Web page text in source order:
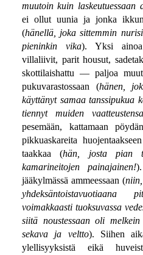
muutoin kuin laskeutuessaan
ei ollut uunia ja jonka
(hänellä, joka sittemmin
pieninkin vika). Yksi ainoa
villaliivit, parit housut,
skottilaishattu — paljoa
pukuvarastossaan (hänen,
käyttänyt samaa tanssipukua
tiennyt muiden
pesemään, kattamaan
pikkuaskareita
taakkaa (hän, josta pian
kamarineitojen painajainen!
jääkylmässä ammeessaan (
voimakkaasti tuoksuvassa
siitä noustessaan oli melkein
sekava ja veltto). Siihen
ylellisyyksistä eikä